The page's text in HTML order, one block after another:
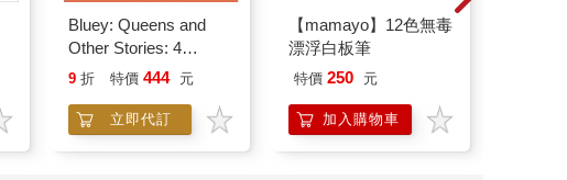
Bluey: Queens and
Other Stories: 4
Stories in 1 Book.
9 折 特價 444 元
立即代訂
【mamayo】12色無毒
漂浮白板筆
特價 250 元
加入購物車